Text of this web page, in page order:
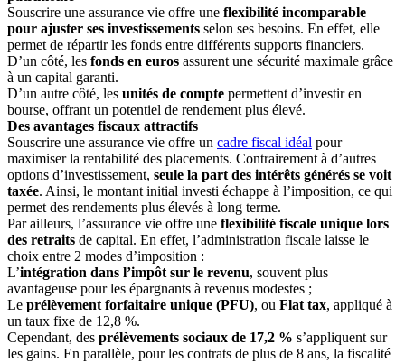
Souscrire une assurance vie offre une flexibilité incomparable
pour ajuster ses investissements selon ses besoins. En effet, elle
permet de répartir les fonds entre différents supports financiers.
D’un côté, les fonds en euros assurent une sécurité maximale grâce
à un capital garanti.
D’un autre côté, les unités de compte permettent d’investir en
bourse, offrant un potentiel de rendement plus élevé.
Des avantages fiscaux attractifs
Souscrire une assurance vie offre un cadre fiscal idéal pour
maximiser la rentabilité des placements. Contrairement à d’autres
options d’investissement, seule la part des intérêts générés se voit
taxée. Ainsi, le montant initial investi échappe à l’imposition, ce qui
permet des rendements plus élevés à long terme.
Par ailleurs, l’assurance vie offre une flexibilité fiscale unique lors
des retraits de capital. En effet, l’administration fiscale laisse le
choix entre 2 modes d’imposition :
L’intégration dans l’impôt sur le revenu, souvent plus
avantageuse pour les épargnants à revenus modestes ;
Le prélèvement forfaitaire unique (PFU), ou Flat tax, appliqué à
un taux fixe de 12,8 %.
Cependant, des prélèvements sociaux de 17,2 % s’appliquent sur
les gains. En parallèle, pour les contrats de plus de 8 ans, la fiscalité